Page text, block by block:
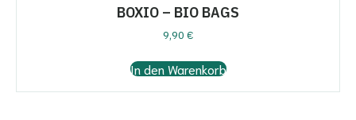
BOXIO – BIO BAGS
9,90 €
In den Warenkorb